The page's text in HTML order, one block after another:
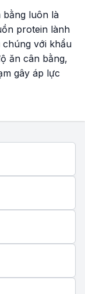
bằng luôn là
protein lành
với khẩu
ăn cân bằng,
gây áp lực